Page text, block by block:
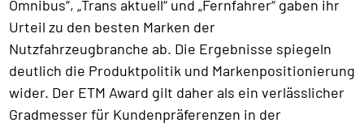
Omnibus“, „Trans aktuell“ und „Fernfahrer“ gaben ihr
Urteil zu den besten Marken der
Nutzfahrzeugbranche ab. Die Ergebnisse spiegeln
deutlich die Produktpolitik und Markenpositionierung
wider. Der ETM Award gilt daher als ein verlässlicher
Gradmesser für Kundenpräferenzen in der